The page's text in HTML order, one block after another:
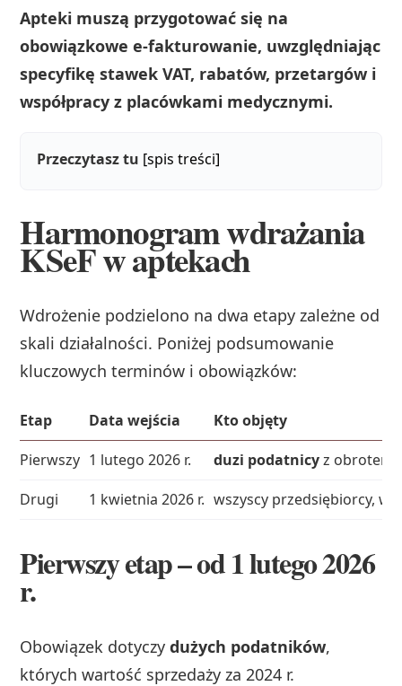
Apteki muszą przygotować się na
obowiązkowe e-fakturowanie, uwzględniając
specyfikę stawek VAT, rabatów, przetargów i
współpracy z placówkami medycznymi.
Przeczytasz tu [spis treści]
Harmonogram wdrażania
KSeF w aptekach
Wdrożenie podzielono na dwa etapy zależne od
skali działalności. Poniżej podsumowanie
kluczowych terminów i obowiązków:
Etap Data wejścia
Kto objęty
Pierwszy 1 lutego 2026 r. duzi podatnicyz obrotem
Drugi
1 kwietnia 2026 r. wszyscy przedsiębiorcy, w
Pierwszy etap – od 1 lutego 2026
r.
Obowiązek dotyczydużych podatników,
których wartość sprzedaży za 2024 r.